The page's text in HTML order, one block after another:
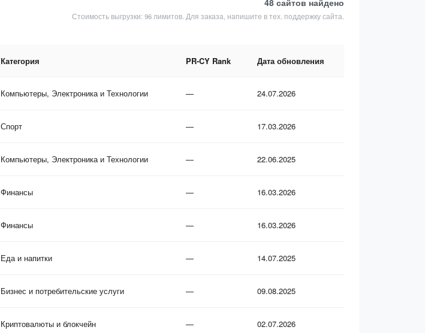
48 сайтов найдено
Стоимость выгрузки: 96 лимитов. Для заказа, напишите в тех. поддержку сайта.
Категория PR-CY Rank Дата обновления
Компьютеры, Электроника и Технологии — 24.07.2026
Спорт — 17.03.2026
Компьютеры, Электроника и Технологии — 22.06.2025
Финансы — 16.03.2026
Финансы — 16.03.2026
Еда и напитки — 14.07.2025
Бизнес и потребительские услуги — 09.08.2025
Криптовалюты и блокчейн — 02.07.2026